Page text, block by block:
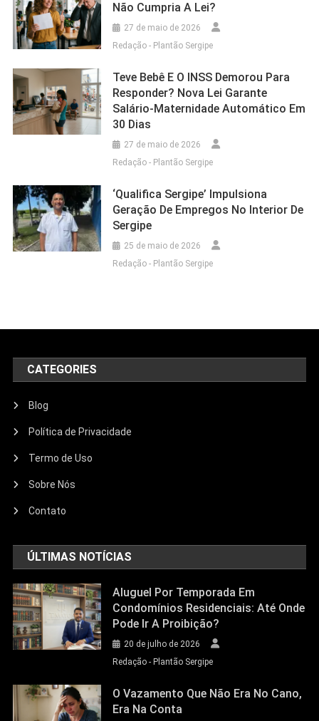
Não Cumpria A Lei?
27 de maio de 2026
Redação - Plantão Sergipe
Teve Bebê E O INSS Demorou Para
Responder? Nova Lei Garante
Salário-Maternidade Automático Em
30 Dias
27 de maio de 2026
Redação - Plantão Sergipe
‘Qualifica Sergipe’ Impulsiona
Geração De Empregos No Interior De
Sergipe
25 de maio de 2026
Redação - Plantão Sergipe
CATEGORIES
Blog
Política de Privacidade
Termo de Uso
Sobre Nós
Contato
ÚLTIMAS NOTÍCIAS
Aluguel Por Temporada Em
Condomínios Residenciais: Até Onde
Pode Ir A Proibição?
20 de julho de 2026
Redação - Plantão Sergipe
O Vazamento Que Não Era No Cano,
Era Na Conta